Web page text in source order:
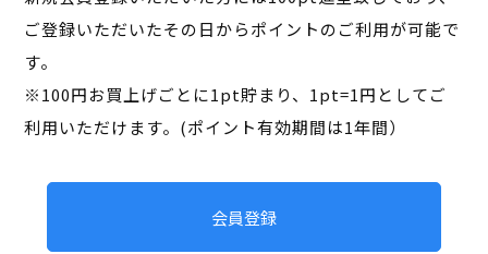
ご登録いただいたその日からポイントのご利用が可能で
す。
※100円お買上げごとに1pt貯まり、1pt=1円としてご
利用いただけます。(ポイント有効期間は1年間）
会員登録